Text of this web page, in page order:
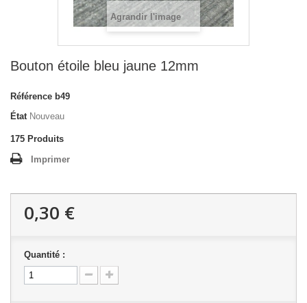
Agrandir l'image
Bouton étoile bleu jaune 12mm
Référence b49
État Nouveau
175 Produits
Imprimer
0,30 €
Quantité :